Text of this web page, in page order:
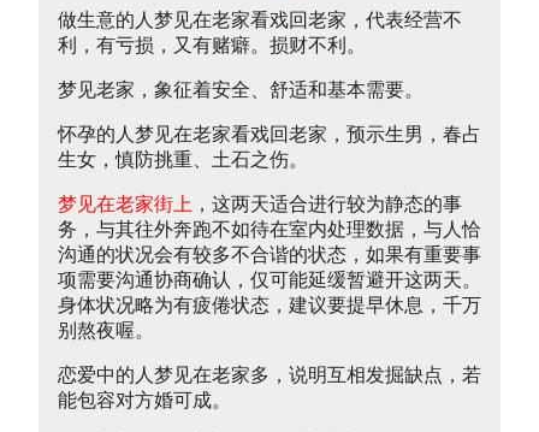
做生意的人梦见在老家看戏回老家，代表经营不
利，有亏损，又有赌癖。损财不利。
梦见老家，象征着安全、舒适和基本需要。
怀孕的人梦见在老家看戏回老家，预示生男，春占
生女，慎防挑重、土石之伤。
梦见在老家街上 ，这两天适合进行较为静态的事
务，与其往外奔跑不如待在室内处理数据，与人恰
沟通的状况会有较多不合谐的状态，如果有重要事
项需要沟通协商确认，仅可能延缓暂避开这两天。
身体状况略为有疲倦状态，建议要提早休息，千万
别熬夜喔。
恋爱中的人梦见在老家多，说明互相发掘缺点，若
能包容对方婚可成。